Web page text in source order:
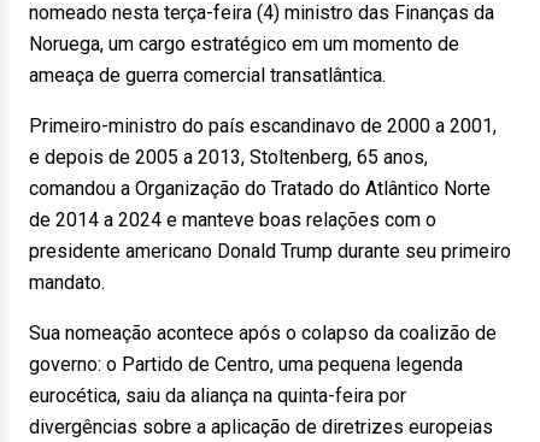
nomeado nesta terça-feira (4) ministro das Finanças da
Noruega, um cargo estratégico em um momento de
ameaça de guerra comercial transatlântica.
Primeiro-ministro do país escandinavo de 2000 a 2001,
e depois de 2005 a 2013, Stoltenberg, 65 anos,
comandou a Organização do Tratado do Atlântico Norte
de 2014 a 2024 e manteve boas relações com o
presidente americano Donald Trump durante seu primeiro
mandato.
Sua nomeação acontece após o colapso da coalizão de
governo: o Partido de Centro, uma pequena legenda
eurocética, saiu da aliança na quinta-feira por
divergências sobre a aplicação de diretrizes europeias